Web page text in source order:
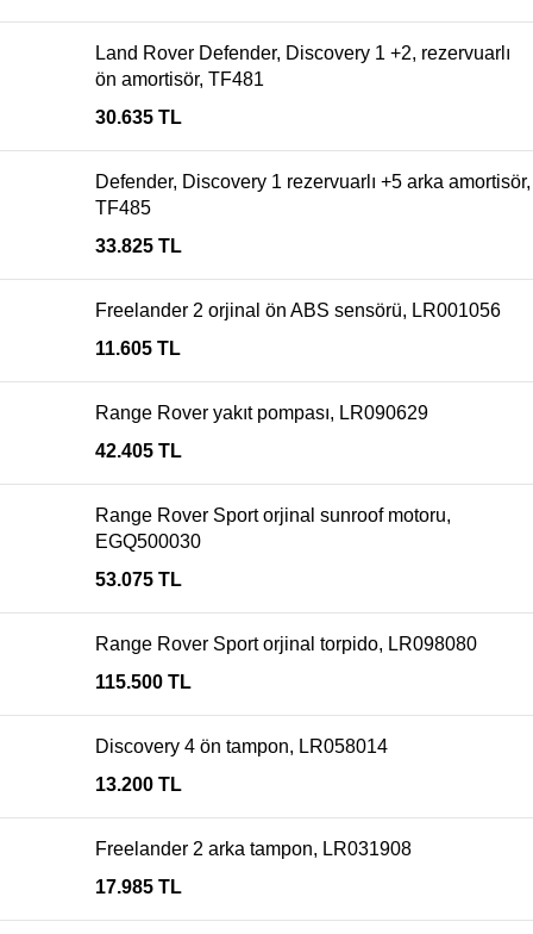
Land Rover Defender, Discovery 1 +2, rezervuarlı
ön amortisör, TF481
30.635 TL
Defender, Discovery 1 rezervuarlı +5 arka amortisör,
TF485
33.825 TL
Freelander 2 orjinal ön ABS sensörü, LR001056
11.605 TL
Range Rover yakıt pompası, LR090629
42.405 TL
Range Rover Sport orjinal sunroof motoru,
EGQ500030
53.075 TL
Range Rover Sport orjinal torpido, LR098080
115.500 TL
Discovery 4 ön tampon, LR058014
13.200 TL
Freelander 2 arka tampon, LR031908
17.985 TL